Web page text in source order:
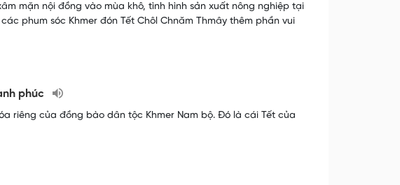
mặn nội đồng vào mùa khô, tình hình sản xuất nông nghiệp tại
phum sóc Khmer đón Tết Chôl Chnăm Thmây thêm phần vui
phúc
riêng của đồng bào dân tộc Khmer Nam bộ. Đó là cái Tết của